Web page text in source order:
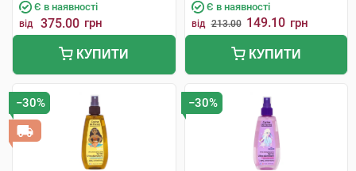
Є в наявності
від 375.00 грн
КУПИТИ
Є в наявності
від 213.00 149.10 грн
КУПИТИ
−30% −30%